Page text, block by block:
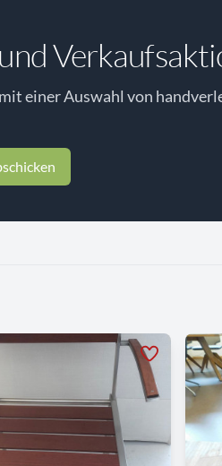
einer Auswahl von